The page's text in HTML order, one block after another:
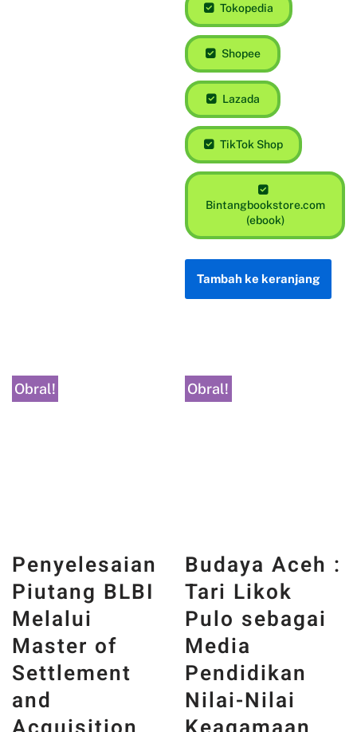
Tokopedia
Shopee
Lazada
TikTok Shop
Bintangbookstore.com
(ebook)
Tambah ke keranjang
Obral!
Penyelesaian
Piutang BLBI
Melalui
Master of
Obral!
Budaya Aceh :
Tari Likok
Pulo sebagai
Media
Pendidikan
Nilai-Nilai